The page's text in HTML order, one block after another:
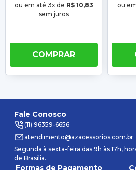
ou em até 3x de R$ 10,83
sem juros
COMPRAR
ou
Fale Conosco
(11) 96359-6656
atendimento@azacessorios.com.br
Segunda à sexta-feira das 9h às 17h,
de Brasília.
Formas de Pagamento